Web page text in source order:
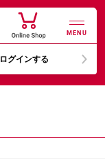
MENU
ログインする